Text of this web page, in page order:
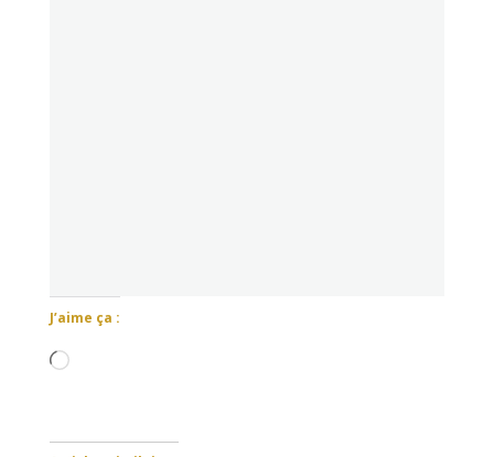
J’aime ça :
Chargement…